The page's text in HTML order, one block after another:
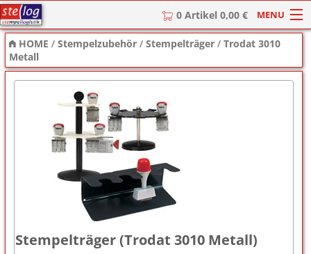
0 Artikel 0,00 € MENU
HOME
Stempel
Stempel-Textplatten
Stempelzubehör
HOME /Stempelzubehör /Stempelträger /Trodat 3010
Metall
Stempelträger (Trodat 3010 Metall)